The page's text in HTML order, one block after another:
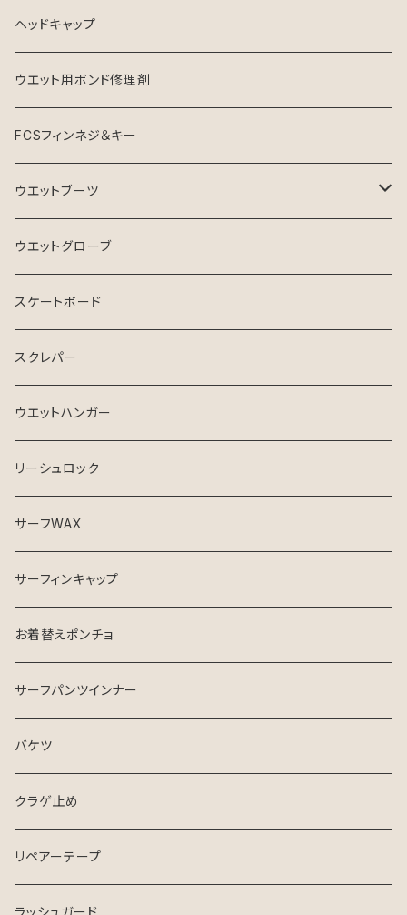
ヘッドキャップ
ウエット用ボンド修理剤
FCSフィンネジ＆キー
ウエットブーツ
リーフブーツ
ウエットグローブ
スケートボード
スクレパー
ウエットハンガー
リーシュロック
サーフWAX
サーフィンキャップ
お着替えポンチョ
サーフパンツインナー
バケツ
クラゲ止め
リペアーテープ
ラッシュガード